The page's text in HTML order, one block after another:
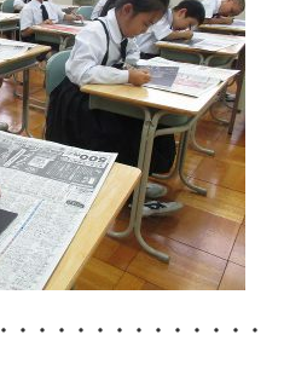
・・・・・・・・・・・・・